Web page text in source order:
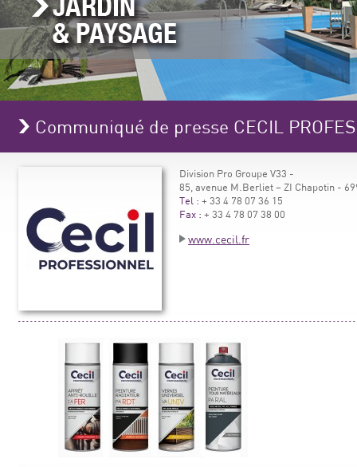
Communiqué de presse CECIL
Division Pro Groupe V33 -
85, avenue M.Berliet – ZI Chapotin -
Tel : + 33 4 78 07 36 15
Fax : + 33 4 78 07 38 00
www.cecil.fr